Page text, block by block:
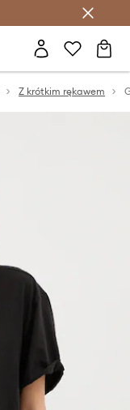
Z krótkim rękawem